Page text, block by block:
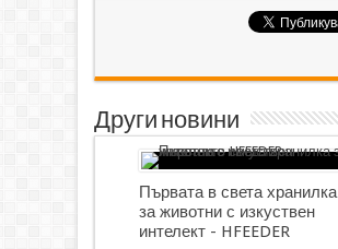
Други новини
Първата в света хранилка
за животни с изкуствен
интелект - HFEEDER